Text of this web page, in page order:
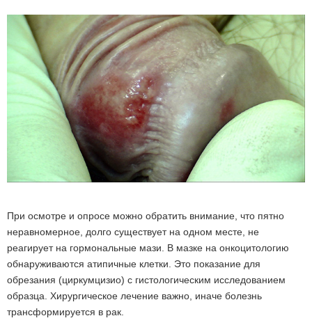
При осмотре и опросе можно обратить внимание, что пятно
неравномерное, долго существует на одном месте, не
реагирует на гормональные мази. В мазке на онкоцитологию
обнаруживаются атипичные клетки. Это показание для
обрезания (циркумцизио) с гистологическим исследованием
образца. Хирургическое лечение важно, иначе болезнь
трансформируется в рак.